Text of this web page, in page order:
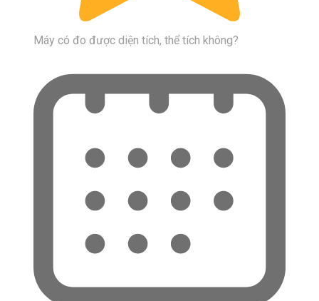
Máy có đo được diện tích, thể tích không?